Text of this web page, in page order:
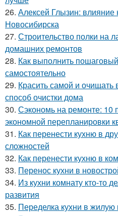
26. Алексей Глызин: влияние
Новосибирска
27. Строительство полки на
домашних ремонтов
28. Как выполнить
самостоятельно
29. Красить самой и
способ очистки дома
30. Сэкономь на ремонте: 10
экономной перепланировки
31. Как перенести кухню в
сложностей
32. Как перенести кухню в
33. Перенос кухни в
34. Из кухни комнату кто-то
развития
35. Переделка кухни в